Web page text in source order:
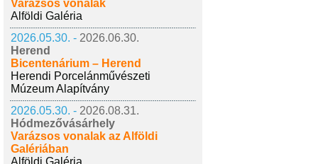
Varázsos vonalak
Alföldi Galéria
2026.05.30. - 2026.06.30.
Herend
Bicentenárium – Herend
Herendi Porcelánművészeti
Múzeum Alapítvány
2026.05.30. - 2026.08.31.
Hódmezővásárhely
Varázsos vonalak az Alföldi
Galériában
Alföldi Galéria